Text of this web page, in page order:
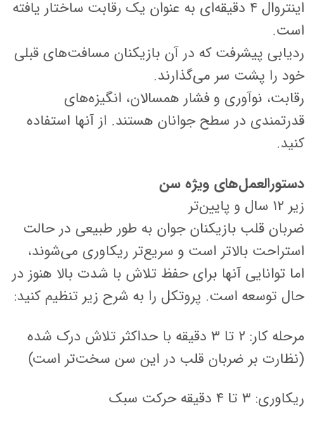
اینتروال ۴ دقیقه‌ای به عنوان یک رقابت ساختار یافته
است.
ردیابی پیشرفت که در آن بازیکنان مسافت‌های قبلی
خود را پشت سر می‌گذارند.
رقابت، نوآوری و فشار همسالان، انگیزه‌های
قدرتمندی در سطح جوانان هستند. از آنها استفاده
کنید.
دستورالعمل‌های ویژه سن
زیر ۱۲ سال و پایین‌تر
ضربان قلب بازیکنان جوان به طور طبیعی در حالت
استراحت بالاتر است و سریع‌تر ریکاوری می‌شوند،
اما توانایی آنها برای حفظ تلاش با شدت بالا هنوز در
حال توسعه است. پروتکل را به شرح زیر تنظیم کنید:
مرحله کار: ۲ تا ۳ دقیقه با حداکثر تلاش درک شده
(نظارت بر ضربان قلب در این سن سخت‌تر است)
ریکاوری: ۳ تا ۴ دقیقه حرکت سبک